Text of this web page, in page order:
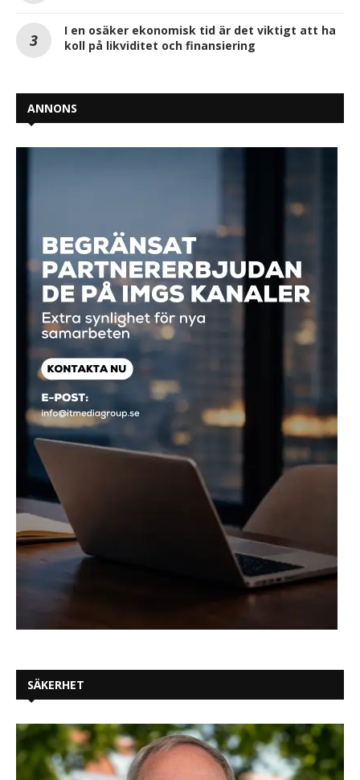
I en osäker ekonomisk tid är det viktigt att ha
koll på likviditet och finansiering
ANNONS
SÄKERHET